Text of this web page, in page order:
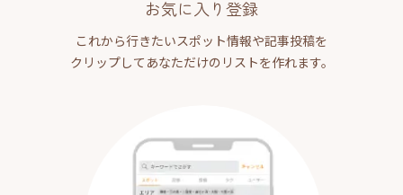
お気に入り登録
これから行きたいスポット情報や記事投稿を
クリップしてあなただけのリストを作れます。